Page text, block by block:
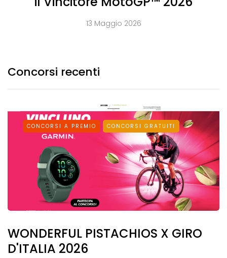
13 Maggio 2026
Concorsi recenti
CONCORSI A PREMIO CONCORSI GRATUITI
WONDERFUL PISTACHIOS X GIRO
D'ITALIA 2026